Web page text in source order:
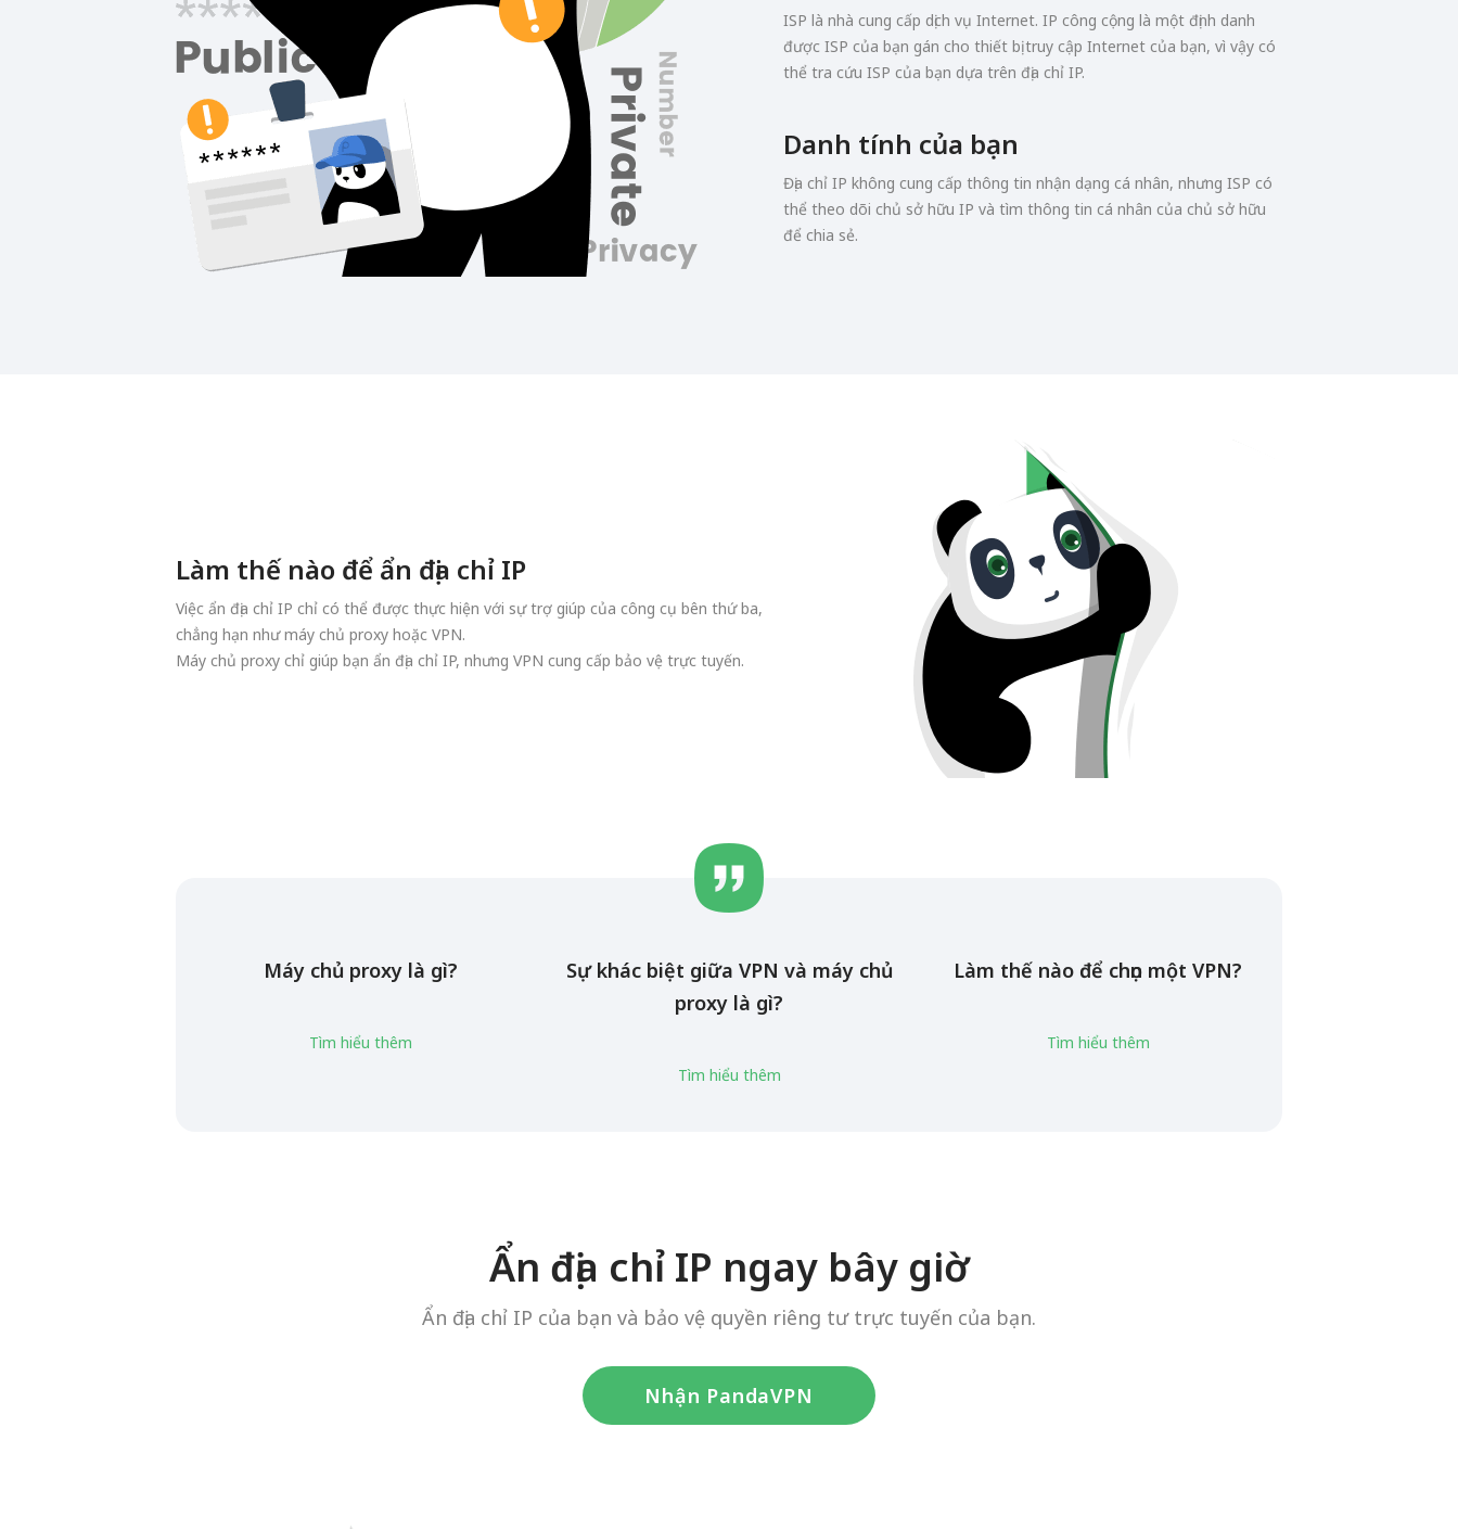
ISP là nhà cung cấp dịch vụ Internet. IP công cộng là một định danh
được ISP của bạn gán cho thiết bị truy cập Internet của bạn, vì vậy có
thể tra cứu ISP của bạn dựa trên địa chỉ IP.
Danh tính của bạn
Địa chỉ IP không cung cấp thông tin nhận dạng cá nhân, nhưng ISP có
thể theo dõi chủ sở hữu IP và tìm thông tin cá nhân của chủ sở hữu
để chia sẻ.
Làm thế nào để ẩn địa chỉ IP
Việc ẩn địa chỉ IP chỉ có thể được thực hiện với sự trợ giúp của công cụ bên thứ ba,
chẳng hạn như máy chủ proxy hoặc VPN.
Máy chủ proxy chỉ giúp bạn ẩn địa chỉ IP, nhưng VPN cung cấp bảo vệ trực tuyến.
Máy chủ proxy là gì?
Tìm hiểu thêm
Sự khác biệt giữa VPN và máy chủ
proxy là gì?
Tìm hiểu thêm
Làm thế nào để chọn một VPN?
Tìm hiểu thêm
Ẩn địa chỉ IP ngay bây giờ
Ẩn địa chỉ IP của bạn và bảo vệ quyền riêng tư trực tuyến của bạn.
Nhận PandaVPN